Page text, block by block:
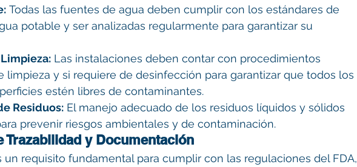
Todas las fuentes de agua deben cumplir con los estándares de
potable y ser analizadas regularmente para garantizar su
Las instalaciones deben contar con procedimientos
limpieza y si requiere de desinfección para garantizar que todos los
estén libres de contaminantes.
Residuos: El manejo adecuado de los residuos líquidos y sólidos
prevenir riesgos ambientales y de contaminación.
Trazabilidad y Documentación
un requisito fundamental para cumplir con las regulaciones del FDA,